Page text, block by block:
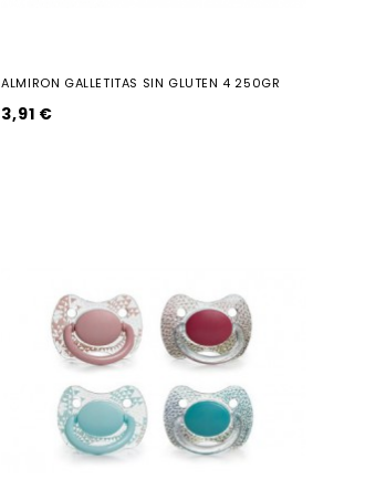
ALMIRON GALLETITAS SIN GLUTEN 4 250GR
3,91 €